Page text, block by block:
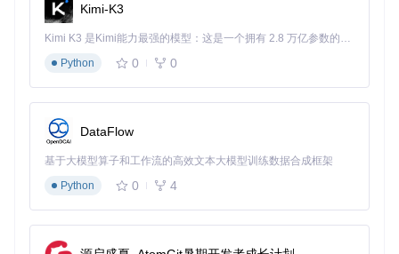
Kimi-K3
Kimi K3 是Kimi能力最强的模型：这是一个拥有 2.8 万亿参数的混合专家（MoE）模型，具备原生视觉理解能力，并支持 100 万 token 的上下文窗口。
Python
0 0
DataFlow
基于大模型算子和工作流的高效文本大模型训练数据合成框架
Python
0 4